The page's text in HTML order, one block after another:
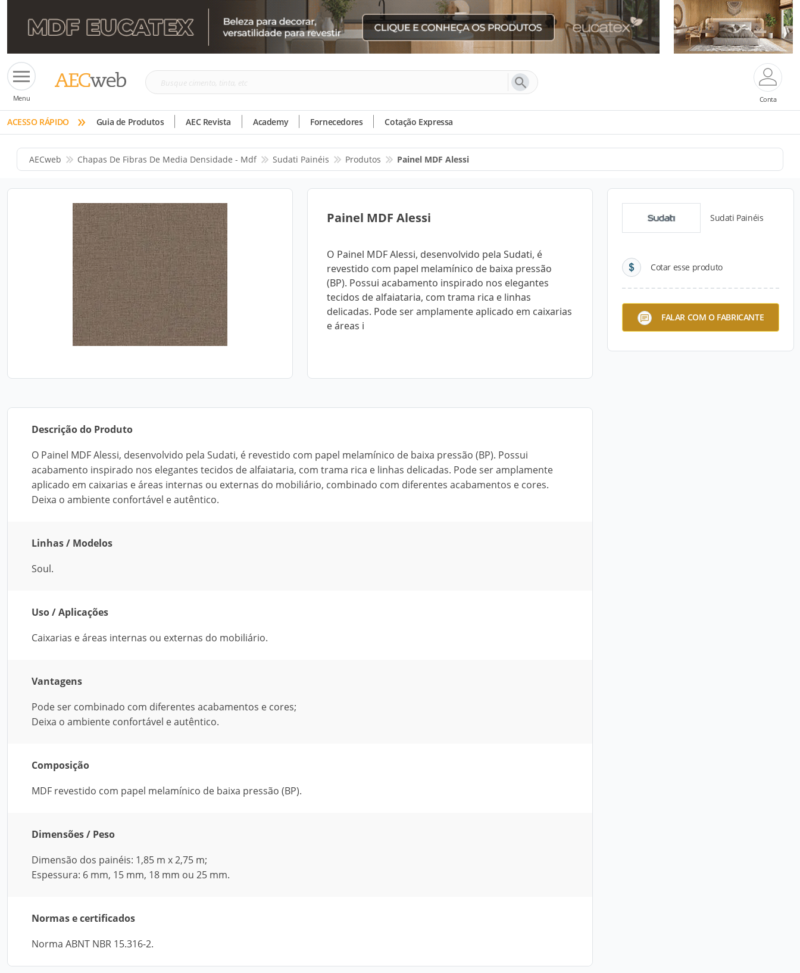
Menu
Busque
tinta,
etc
Conta
ACESSO RÁPIDO » Guia de Produtos AEC Revista Academy Fornecedores Cotação Expressa
AECweb Chapas De Fibras De Media Densidade - Mdf Sudati Painéis Produtos Painel MDF Alessi
Painel MDF Alessi
O Painel MDF Alessi, desenvolvido pela Sudati, é
revestido com papel melamínico de baixa pressão
(BP). Possui acabamento inspirado nos elegantes
tecidos de alfaiataria, com trama rica e linhas
delicadas. Pode ser amplamente aplicado em caixarias
e áreas i
Sudati Painéis
Cotar esse produto
FALAR COM O FABRICANTE
Descrição do Produto
O Painel MDF Alessi, desenvolvido pela Sudati, é revestido com papel melamínico de baixa pressão (BP). Possui
acabamento inspirado nos elegantes tecidos de alfaiataria, com trama rica e linhas delicadas. Pode ser amplamente
aplicado em caixarias e áreas internas ou externas do mobiliário, combinado com diferentes acabamentos e cores.
Deixa o ambiente confortável e autêntico.
Linhas / Modelos
Soul.
Uso / Aplicações
Caixarias e áreas internas ou externas do mobiliário.
Vantagens
Pode ser combinado com diferentes acabamentos e cores;
Deixa o ambiente confortável e autêntico.
Composição
MDF revestido com papel melamínico de baixa pressão (BP).
Dimensões / Peso
Dimensão dos painéis: 1,85 m x 2,75 m;
Espessura: 6 mm, 15 mm, 18 mm ou 25 mm.
Normas e certificados
Norma ABNT NBR 15.316-2.